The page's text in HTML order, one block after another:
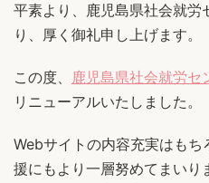
平素より、鹿児島県社会就労
り、厚く御礼申し上げます。
この度、 鹿児島県社会就労セ
リニューアルいたしました。
Webサイトの内容充実はも
援にもより一層努めてまいり